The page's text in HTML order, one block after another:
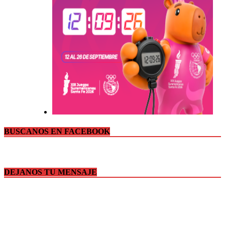
BUSCANOS EN FACEBOOK
DEJANOS TU MENSAJE